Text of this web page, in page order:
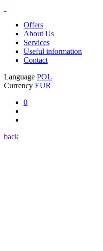
Offers
About Us
Services
Useful information
Contact
Language POL
Currency EUR
0
back